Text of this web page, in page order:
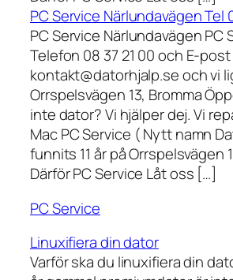
PC Service Närlundavägen Tel
PC Service Närlundavägen PC
Telefon 08 37 21 00 och E-post
kontakt@datorhjalp.se och vi
Orrspelsvägen 13, Bromma
inte dator? Vi hjälper dej. Vi
Mac PC Service ( Nytt namn
funnits 11 år på Orrspelsvägen
Därför PC Service Låt oss […]
PC Service
Linuxifiera din dator
Varför ska du linuxifiera din